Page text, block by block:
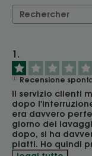
Recensione
Il servizio clienti
dopo
era davvero
giorno del
dopo, si ha
piatti. Ho quindi